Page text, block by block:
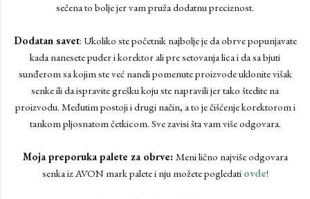
sečena to bolje jer vam pruža dodatnu preciznost.
Dodatan savet: Ukoliko ste početnik najbolje je da obrve popunjavate
kada nanesete puder i korektor ali pre setovanja lica i da sa bjuti
sunđerom sa kojim ste već naneli pomenute proizvode uklonite višak
senke ili da ispravite grešku koju ste napravili jer tako štedite na
proizvodu. Međutim postoji i drugi način, a to je čišćenje korektorom i
tankom pljosnatom četkicom. Sve zavisi šta vam više odgovara.
Moja preporuka palete za obrve: Meni lično najviše odgovara
senka iz AVON mark palete i nju možete pogledati ovde!